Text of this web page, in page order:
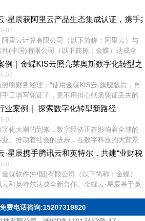
·星辰获阿里云产品生态集成认证，携手
03
阿里云计算有限公司（以下简称：阿里云）与
件(中国)有限公司（以下简称：金蝶）达成全
，金蝶旗下小微企业SaaS管理云金蝶云·星
蝶精斗云分别通过阿里云数据库产品集成认证
获得阿里云产品生态集成认证。双方携手致力
领先的业财税云服务生态，助力小微企业实
为...
例｜金蝶KIS云照亮莱奥斯数字化转型之
03
明财务经理：“使用金蝶KIS云·旗舰版后，再
手工填写凭证了，更不用担心纸质凭证丢失的
系统中录制好记账凭证，可以自动生成各类
表，记账查账工作效率提高了一倍。” 客户
发展地区的河北省会石家庄，公司以技术为依
质的绿色节能...
业案例｜ 探索数字化转型新路径
01
字化大潮的到来，数字经济正在影响着全球的
业、推动着社会的进步，在数字科技的大背景
行业的数字化转型已经成为产业发展的必然选
客户，河北同邦建材有限公司2017年在新疆昌
投资新建全资子公司——新疆荣高鸿骏新材料
·星辰携手腾讯云和英特尔，共建“业财税
01
蝶软件(中国)有限公司（以下简称：金蝶）
云和英特尔达成全新合作。金蝶云·星辰基于英
行联合测试与验证，致力于向小微企业用户提
能、高性价比的云实例选项，携手打造领先的
费电话咨询:15207319820